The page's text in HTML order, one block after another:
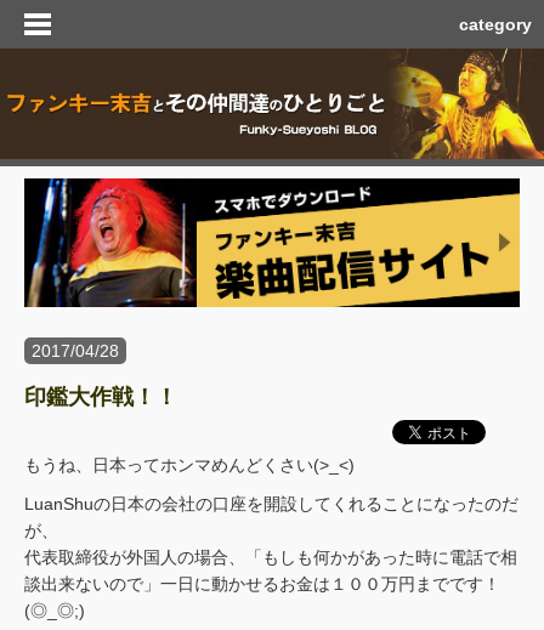
category
2017/04/28
印鑑大作戦！！
もうね、日本ってホンマめんどくさい(>_<)
LuanShuの日本の会社の口座を開設してくれることになったのだ
が、
代表取締役が外国人の場合、「もしも何かがあった時に電話で相
談出来ないので」一日に動かせるお金は１００万円までです！
(◎_◎;)